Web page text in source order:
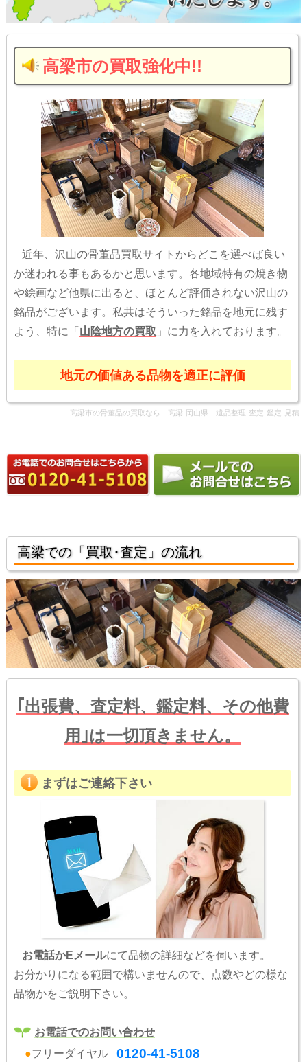
高梁市の買取強化中!!
近年、沢山の骨董品買取サイトからどこを選べば良い
か迷われる事もあるかと思います。各地域特有の焼き物
や絵画など他県に出ると、ほとんど評価されない沢山の
銘品がございます。私共はそういった銘品を地元に残す
よう、特に「 山陰地方の買取 」に力を入れております。
地元の価値ある品物を適正に評価
高梁市の骨董品の買取なら｜高梁-岡山県｜遺品整理-査定-鑑定-見積
高梁での「買取･査定」の流れ
｢出張費、査定料、鑑定料、その他費
用｣は一切頂きません。
まずはご連絡下さい
お電話かEメールにて品物の詳細などを伺います。
お分かりになる範囲で構いませんので、点数やどの様な
品物かをご説明下さい。
お電話でのお問い合わせ
●フリーダイヤル 0120-41-5108